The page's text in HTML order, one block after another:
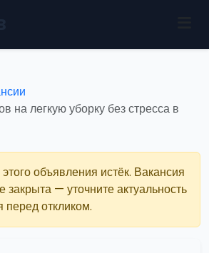
на легкую уборку без стресса в
объявления истёк. Вакансия
закрыта — уточните актуальность
перед откликом.